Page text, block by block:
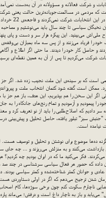
و شرکت فعالانه و مسؤولانه در آن به‌دست نمی‌آمد.
که مردمی در مسالمت‌جویانه‌ترین حالت یعنی
انتخابات قانونی خواست خود را مطرح
سیاسی تا چند سال باید می‌نوشتیم و مصاحبه
می‌بینید. این پیکره هزار سر و دست و پای
را فریاد می‌زنند و از پس سه ماه بمباران بی‌وقفه‌ی
و حاصل کار خود را دیدند. ما حتی اگر اطلاع و
شرکت می‌کردیم تا پس از آن به همین نقطه‌ای
است که بر سینه‌ی این ملت نجیب زده شد. اگر جز
ممکن است گفته شود کتمان انتخاب ملت و
اگر این سخن را هم بپذیریم، این هدف، باز هم جز با
و آزمودیم و تمام رنج‌های جانکاه را به
سر دادیم که اصلاح‌طلبی را باید از نو تعریف کرد و
"جنبش سبز" تبلور یافته، حاصل تحلیل و پیش‌بینی
نیامده است.
وگرنه ده‌ها موضوع برای نوشتن و تحلیل و توصیف
می‌کنند و به منزلش می‌ریزند و ... چه جای
فکر می‌کنید ما که در ایران بودیم چه کردیم؟
داده که حضور هر فعال سیاسی سرشناسی در چند
و جوانان کمتر شناخته‌شده و کمتر سیاسی بودند.
شدن ترجیح می‌دهم که اگر در اولی دستاوردی
ناچارم سکوت کنم چون برخی سوژه‌ها، کام
و باز به ناچار داغ است و درفش؛ می‌ماند